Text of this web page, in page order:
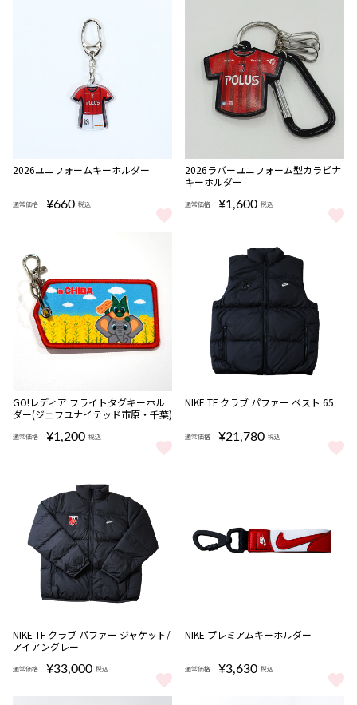
2026ユニフォームキーホルダー
通常価格 ¥660 税込
2026ユニフォームキーホルダー をもっと見る
2026ラバーユニフォーム型カラビナ
キーホルダー
通常価格 ¥1,600 税込
2026ラバーユニフォーム型カラ
GO!レディア フライトタグキーホル
ダー(ジェフユナイテッド市原・千葉)
通常価格 ¥1,200 税込
GO!レディア フライトタグキーホルダー(ジェフユナイテッド市原・
NIKE TF クラブ パファー ベスト 65
通常価格 ¥21,780 税込
NIKE TF クラブ パファー ベスト
NIKE TF クラブ パファー ジャケット/
アイアングレー
通常価格 ¥33,000 税込
NIKE TF クラブ パファー ジャケット/アイアングレー をもっと見る
NIKE プレミアムキーホルダー
通常価格 ¥3,630 税込
NIKE プレミアムキーホルダー を